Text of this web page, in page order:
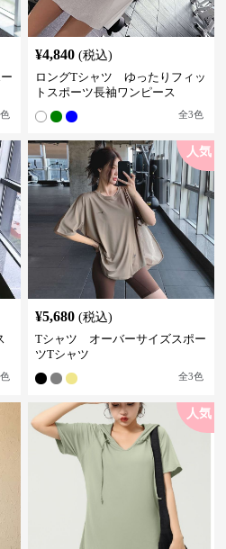
色
¥4,840 (税込)
ロングTシャツ ゆったりフィッ
トスポーツ長袖ワンピース
全3色
色
人気
¥5,680 (税込)
Tシャツ オーバーサイズスポー
ツTシャツ
全3色
人気